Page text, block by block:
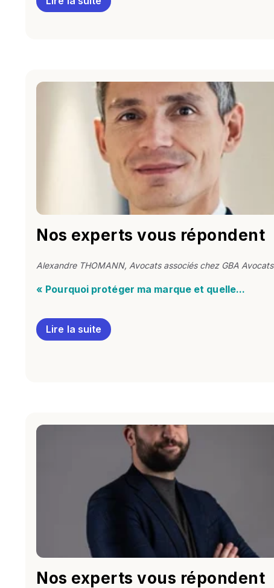
Nos experts vous répondent
Alexandre THOMANN, Avocats associés chez GBA Avocats
« Pourquoi protéger ma marque et quelle...
Lire la suite
Nos experts vous répondent